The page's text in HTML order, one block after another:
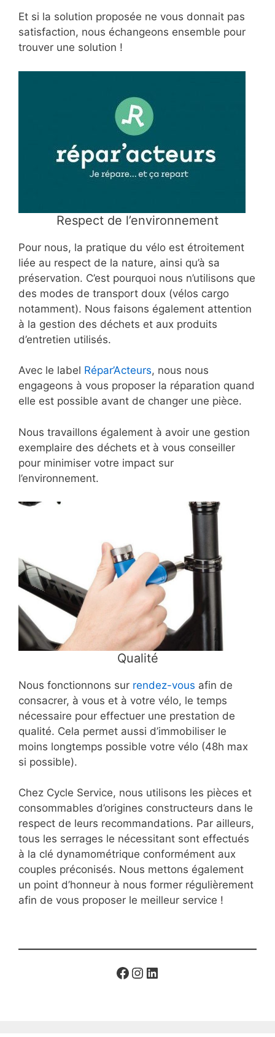
Et si la solution proposée ne vous donnait pas
satisfaction, nous échangeons ensemble pour
trouver une solution !
Respect de l’environnement
Pour nous, la pratique du vélo est étroitement
liée au respect de la nature, ainsi qu’à sa
préservation. C’est pourquoi nous n’utilisons que
des modes de transport doux (vélos cargo
notamment). Nous faisons également attention
à la gestion des déchets et aux produits
d’entretien utilisés.
Avec le label Répar’Acteurs, nous nous
engageons à vous proposer la réparation quand
elle est possible avant de changer une pièce.
Nous travaillons également à avoir une gestion
exemplaire des déchets et à vous conseiller
pour minimiser votre impact sur
l’environnement.
Qualité
Nous fonctionnons sur rendez-vous afin de
consacrer, à vous et à votre vélo, le temps
nécessaire pour effectuer une prestation de
qualité. Cela permet aussi d’immobiliser le
moins longtemps possible votre vélo (48h max
si possible).
Chez Cycle Service, nous utilisons les pièces et
consommables d’origines constructeurs dans le
respect de leurs recommandations. Par ailleurs,
tous les serrages le nécessitant sont effectués
à la clé dynamométrique conformément aux
couples préconisés. Nous mettons également
un point d’honneur à nous former régulièrement
afin de vous proposer le meilleur service !
Facebook
Instagram
LinkedIn